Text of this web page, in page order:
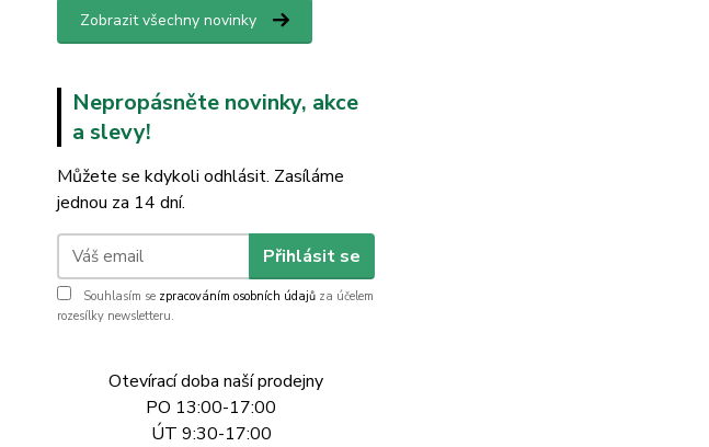
Zobrazit všechny novinky
Nepropásněte novinky, akce
a slevy!
Můžete se kdykoli odhlásit. Zasíláme
jednou za 14 dní.
Přihlásit se
Souhlasím se zpracováním osobních údajů za účelem
rozesílky newsletteru.
Otevírací doba naší prodejny
PO 13:00-17:00
ÚT 9:30-17:00